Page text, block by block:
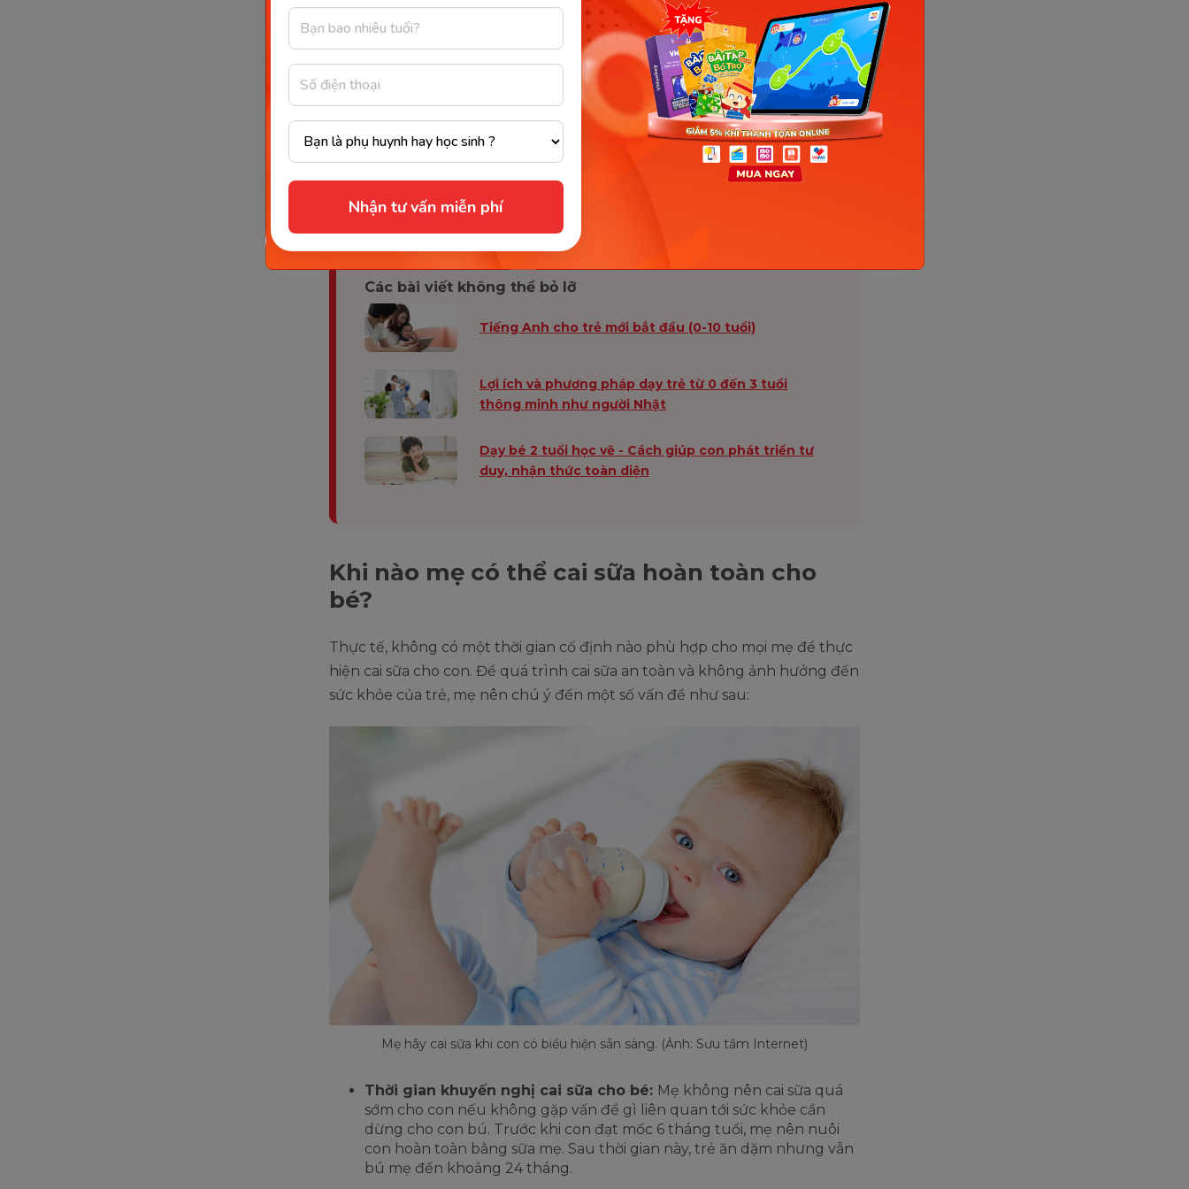
Nhận tư vấn miễn phí
Bé không tăng cân theo biểu đồ tăng trưởng được các cơ quan y tế
Mẹ không còn sữa cho em bé bú dù đã áp dụng các biện pháp kích
thích sữa mẹ.
Mẹ vừa trải qua quá trình phẫu thuật ngực hay gặp các vấn đề về
hoóc môn hay những bất thường về tuyến giáp.
Trong bất kỳ trường hợp nào muốn dừng cai sữa sớm cho bé mẹ đừng
quênhỏi ý kiến tư vấn của bác sĩ
Các bài viết không thể bỏ lỡ
Tiếng Anh cho trẻ mới bắt đầu (0-10 tuổi)
Lợi ích và phương pháp dạy trẻ từ 0 đến 3 tuổi
thông minh như người Nhật
Dạy bé 2 tuổi học vẽ - Cách giúp con phát triển tư
duy, nhận thức toàn diện
Khi nào mẹ có thể cai sữa hoàn toàn cho
bé?
Thực tế, không có một thời gian cố định nào phù hợp cho mọi mẹ để thực
hiện cai sữa cho con. Để quá trình cai sữa an toàn và không ảnh hưởng đến
sức khỏe của trẻ, mẹ nên chú ý đến một số vấn đề như sau:
Mẹ hãy cai sữa khi con có biểu hiện sẵn sàng. (Ảnh: Sưu tầm Internet)
Thời gian khuyến nghị cai sữa cho bé: Mẹ không nên cai sữa quá
sớm cho con nếu không gặp vấn đề gì liên quan tới sức khỏe cần
dừng cho con bú. Trước khi con đạt mốc 6 tháng tuổi, mẹ nên nuôi
con hoàn toàn bằng sữa mẹ. Sau thời gian này, trẻ ăn dặm nhưng vẫn
bú mẹ đến khoảng 24 tháng.